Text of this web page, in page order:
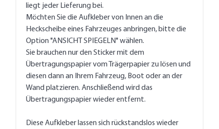
liegt jeder Lieferung bei.
Möchten Sie die Aufkleber von Innen an die
Heckscheibe eines Fahrzeuges anbringen, bitte die
Option "ANSICHT SPIEGELN" wählen.
Sie brauchen nur den Sticker mit dem
Übertragungspapier vom Trägerpapier zu lösen und
diesen dann an Ihrem Fahrzeug, Boot oder an der
Wand platzieren. Anschließend wird das
Übertragungspapier wieder entfernt.
Diese Aufkleber lassen sich rückstandslos wieder